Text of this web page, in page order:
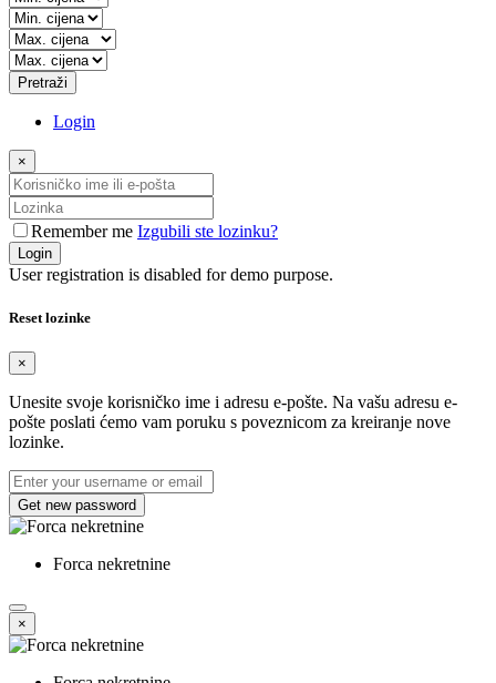
Pretraži
Login
×
Remember me Izgubili ste lozinku?
Login
User registration is disabled for demo purpose.
Reset lozinke
×
Unesite svoje korisničko ime i adresu e-pošte. Na vašu adresu e-
pošte poslati ćemo vam poruku s poveznicom za kreiranje nove
lozinke.
Get new password
Forca nekretnine
×